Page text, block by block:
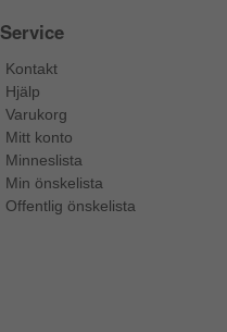
Service
Kontakt
Hjälp
Varukorg
Mitt konto
Minneslista
Min önskelista
Offentlig önskelista